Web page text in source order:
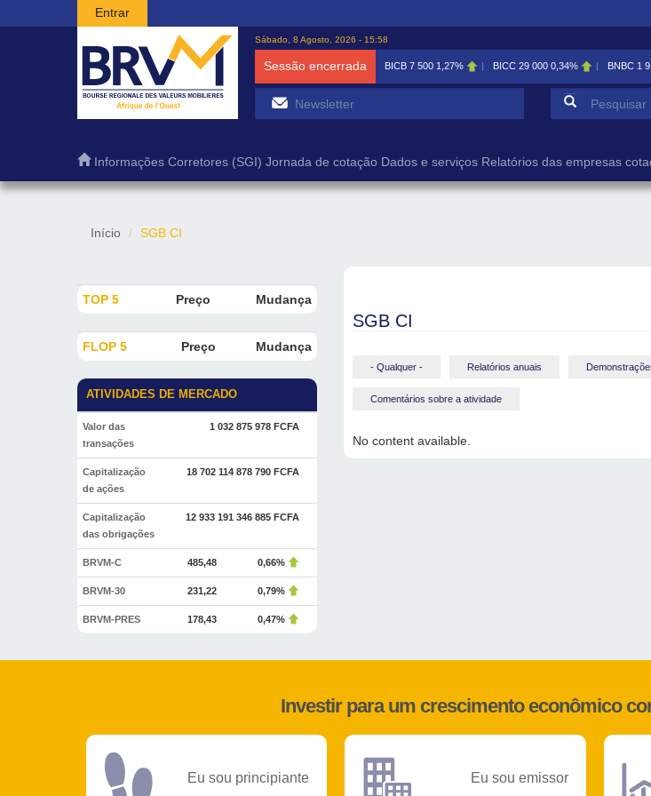
Passar para o conteúdo principal
Entrar
Sábado, 8 Agosto, 2026 - 15:58
Sessão encerrada BICB 7 500 1,27% BICC 29 000 0,34% BNBC 1
Informações Corretores (SGI) Jornada de cotação Dados e serviços Relatórios das empresas
Início SGB CI
TOP 5 Preço Mudança
FLOP 5 Preço Mudança
ATIVIDADES DE MERCADO
Valor das
transações
1 032 875 978 FCFA
Capitalização
de ações
18 702 114 878 790 FCFA
Capitalização
das obrigações
12 933 191 346 885 FCFA
BRVM-C 485,48 0,66%
BRVM-30 231,22 0,79%
BRVM-PRES 178,43 0,47%
SGB CI
- Qualquer - Relatórios anuais
Comentários sobre a atividade
No content available.
Investir para um crescimento econômico
Eu sou principiante Eu sou emissor